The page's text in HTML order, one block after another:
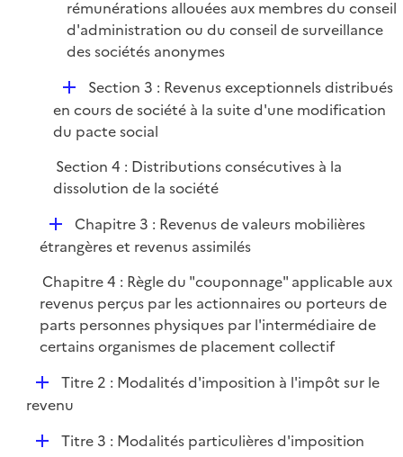
rémunérations allouées aux membres du conseil
d'administration ou du conseil de surveillance
des sociétés anonymes
D
é
p
i
e
r
Section 3 : Revenus exceptionnels distribués
en cours de société à la suite d'une modification
du pacte social
Section 4 : Distributions consécutives à la
dissolution de la société
D
é
l
i
e
r
Chapitre 3 : Revenus de valeurs mobilières
étrangères et revenus assimilés
Chapitre 4 : Règle du "couponnage" applicable aux
revenus perçus par les actionnaires ou porteurs de
parts personnes physiques par l'intermédiaire de
certains organismes de placement collectif
D
é
Titre 2 : Modalités d'imposition à l'impôt sur le
revenu
DTitre 3 : Modalités particulières d'imposition